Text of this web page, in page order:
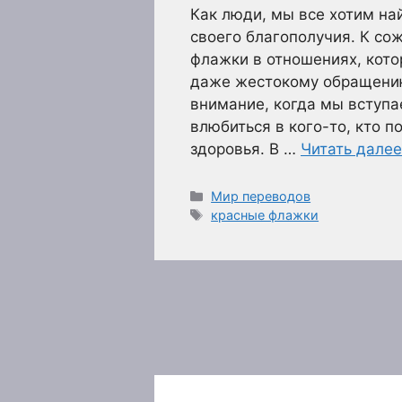
Как люди, мы все хотим
своего благополучия. К
флажки в отношениях,
даже жестокому
внимание, когда мы
влюбиться в кого-то, кто
здоровья. В … Читать далее
Рубрики
Мир переводов
Метки
красные флажки